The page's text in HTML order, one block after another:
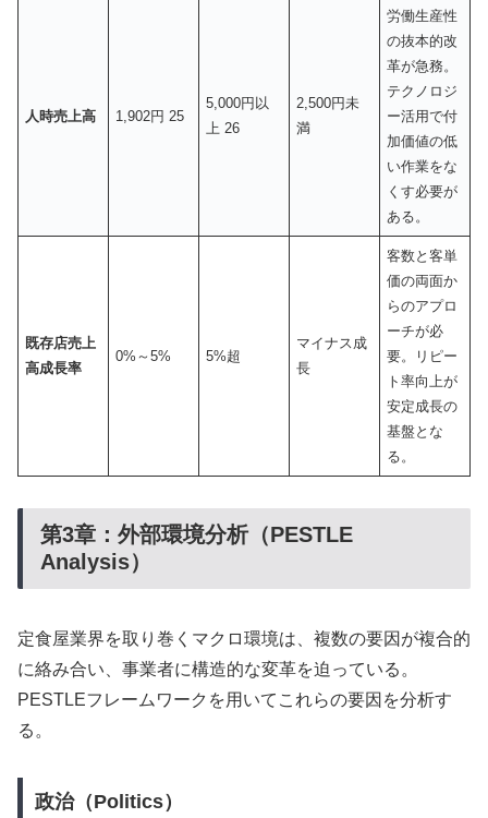
人時売上高 1,902円 25
5,000円以
上 26
2,500円未
満
労働生産性
の抜本的改
革が急務。
テクノロジ
ー活用で付
加価値の低
い作業をな
くす必要が
ある。
既存店売上
高成長率
0%～5% 5%超
マイナス成
長
客数と客単
価の両面か
らのアプロ
ーチが必
要。リピー
ト率向上が
安定成長の
基盤とな
る。
第3章：外部環境分析（PESTLE
Analysis）
定食屋業界を取り巻くマクロ環境は、複数の要因が複合的
に絡み合い、事業者に構造的な変革を迫っている。
PESTLEフレームワークを用いてこれらの要因を分析す
る。
政治（Politics）